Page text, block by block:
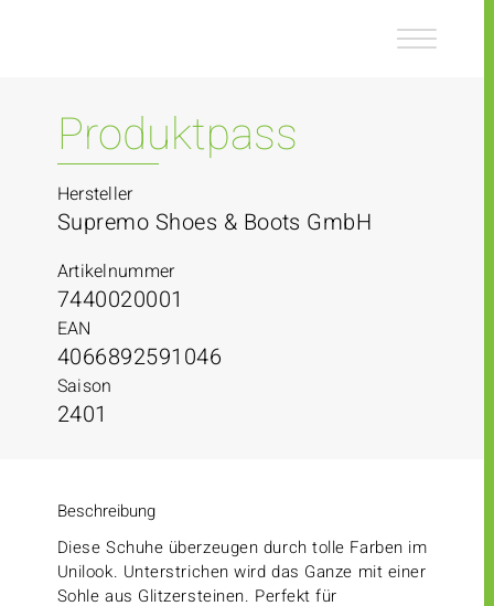
Produktpass
Hersteller
Supremo Shoes & Boots GmbH
Artikelnummer
7440020001
EAN
4066892591046
Saison
2401
Beschreibung
Diese Schuhe überzeugen durch tolle Farben im
Unilook. Unterstrichen wird das Ganze mit einer
Sohle aus Glitzersteinen. Perfekt für